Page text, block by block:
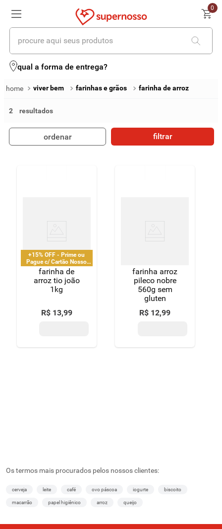
0
procure aqui seus produtos
qual a forma de entrega?
viver bem farinhas e grãos farinha de arroz
2
ordenar filtrar
+15% OFF - Prime ou
Pague c/ Cartão Nosso
Pay
farinha de
arroz tio joão
1kg
R$ 13,99
farinha arroz
pileco nobre
560g sem
gluten
R$ 12,99
Os termos mais procurados pelos nossos clientes:
cerveja leite café ovo páscoa iogurte biscoito
macarrão papel higiênico arroz queijo
termos mais buscados
4º iogurte
9º macarrão
chocolate